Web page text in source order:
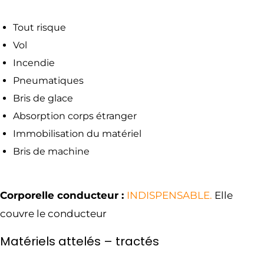
Tout risque
Vol
Incendie
Pneumatiques
Bris de glace
Absorption corps étranger
Immobilisation du matériel
Bris de machine
Corporelle conducteur : INDISPENSABLE. Elle
couvre le conducteur
Matériels attelés – tractés